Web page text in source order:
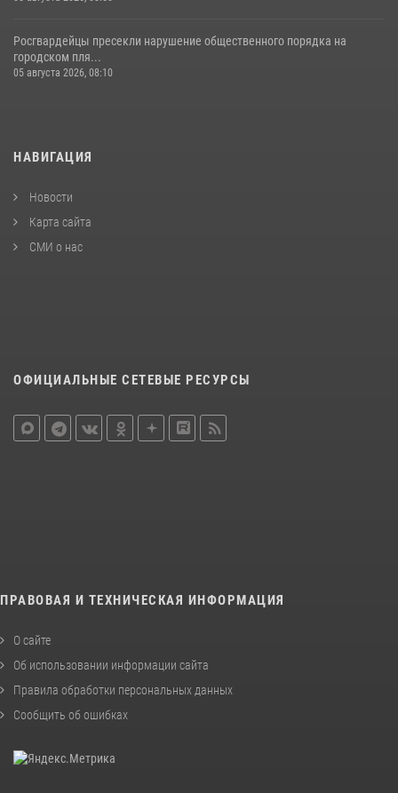
Росгвардейцы пресекли нарушение общественного порядка на
городском пля...
05 августа 2026, 08:10
НАВИГАЦИЯ
Новости
Карта сайта
СМИ о нас
ОФИЦИАЛЬНЫЕ СЕТЕВЫЕ РЕСУРСЫ
ПРАВОВАЯ И ТЕХНИЧЕСКАЯ ИНФОРМАЦИЯ
О сайте
Об использовании информации сайта
Правила обработки персональных данных
Сообщить об ошибках